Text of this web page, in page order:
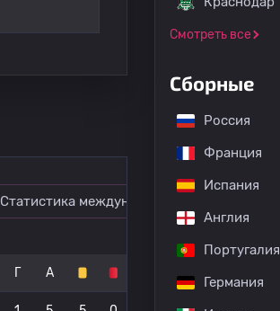
Статистика международных матчей
Г А
Смотреть все
Сборные
Россия
Франция
Испания
Англия
Португалия
Германия